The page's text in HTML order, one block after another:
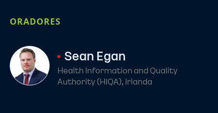
ORADORES
Sean Egan
Health Information and Quality
Authority (HIQA), Irlanda